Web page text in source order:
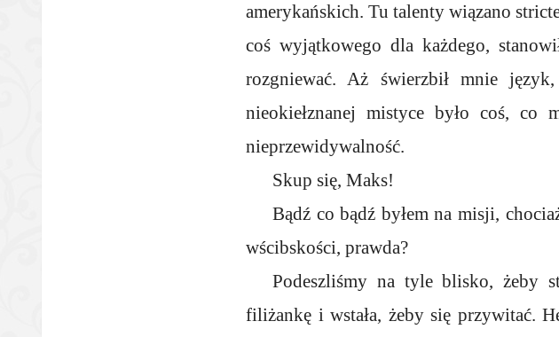
amerykańskich. Tu talenty wiązano
coś wyjątkowego dla każdego,
rozgniewać. Aż świerzbił mnie
nieokiełznanej mistyce było coś, co
nieprzewidywalność.
Skup się, Maks!
Bądź co bądź byłem na misji,
wścibskości, prawda?
Podeszliśmy na tyle blisko, żeby
filiżankę i wstała, żeby się przywitać.